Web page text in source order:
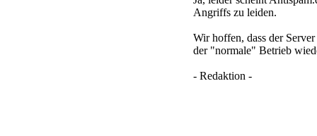
Angriffs zu leiden.
Wir hoffen, dass der
der "normale" Betrieb
- Redaktion -